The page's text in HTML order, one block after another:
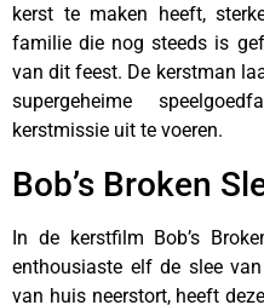
kerst te maken heeft,
familie die nog steeds is
van dit feest. De kerstman
supergeheime
kerstmissie uit te voeren.
Bob’s Broken
In de kerstfilm Bob’s
enthousiaste elf de slee
van huis neerstort, heeft